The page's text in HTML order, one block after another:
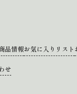
品情報お気に入りリスト
せ